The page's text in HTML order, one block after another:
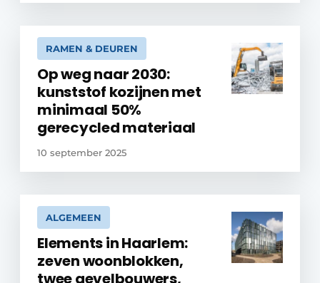
RAMEN & DEUREN
Op weg naar 2030:
kunststof kozijnen met
minimaal 50%
gerecycled materiaal
10 september 2025
ALGEMEEN
Elements in Haarlem:
zeven woonblokken,
twee gevelbouwers,